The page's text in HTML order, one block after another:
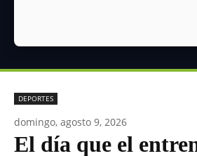
DEPORTES
domingo, agosto 9, 2026
El día que el